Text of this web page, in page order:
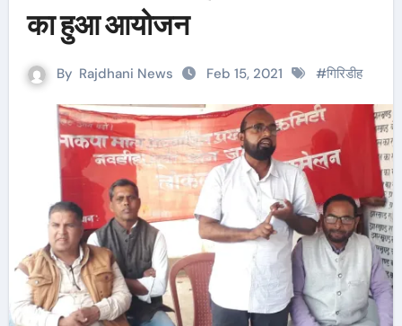
का हुआ आयोजन
By Rajdhani News Feb 15, 2021 #गिरिडीह